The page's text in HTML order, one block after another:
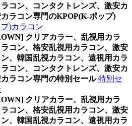
コン、コンタクトレンズ、激安カ
ラコン専門のKPOP(K-ポップ)
)カラコン
クリアカラー、乱視用カラ
コン、格安乱視用カラコン、激安
、韓国乱視カラコン、遠視用カラ
コン、コンタクトレンズ、激安カ
ラコン専門の特別セール 特別セ
クリアカラー、乱視用カラ
コン、格安乱視用カラコン、激安
、韓国乱視カラコン、遠視用カラ